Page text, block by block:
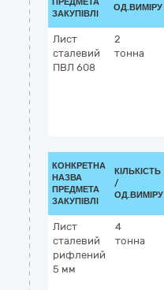
ЗАКУПІВЛІ
ОД.ВИМІРУ
Лист
сталевий
ПВЛ 608
2
тонна
КОНКРЕТНА
НАЗВА
ПРЕДМЕТА
ЗАКУПІВЛІ
КІЛЬКІСТЬ
/
ОД.ВИМІРУ
Лист
сталевий
рифлений
5 мм
4
тонна